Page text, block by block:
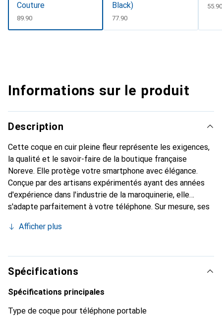
Couture
CHF
89.90
Black)
CHF
77.90
CHF
55.90
Informations sur le produit
Description
Cette coque en cuir pleine fleur représente les exigences,
la qualité et le savoir-faire de la boutique française
Noreve. Elle protège votre smartphone avec élégance.
Conçue par des artisans expérimentés ayant des années
d'expérience dans l'industrie de la maroquinerie, elle
s'adapte parfaitement à votre téléphone. Sur mesure, ses
peau. Elle devient l'accessoire chic et indispensable pour
internationalement pour ses produits de haute qualité et
constitue un choix fiable pour une clientèle exigeante.
Afficher plus
Spécifications
Spécifications principales
Type de coque pour téléphone portable